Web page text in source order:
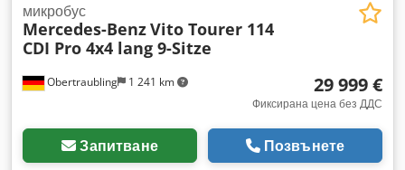
Obertraubling 1 241 km
микробус
Mercedes-BenzVito Tourer 114
CDI Pro 4x4 lang 9-Sitze
29 999 €
Фиксирана цена без ДДС
Запитване Позвънете